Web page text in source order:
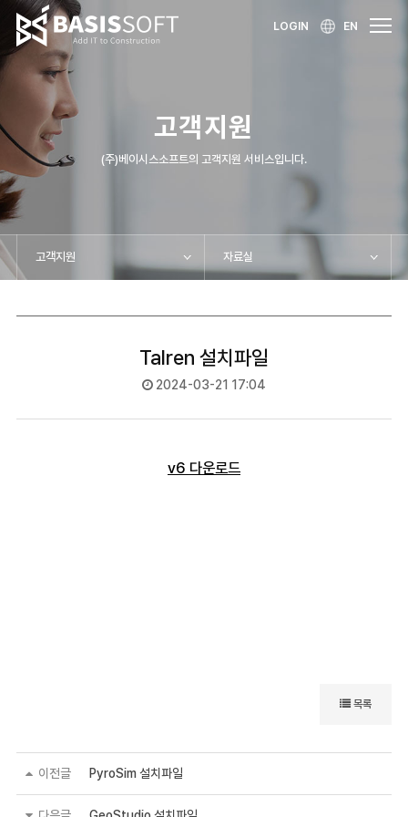
LOGIN EN
고객지원
(주)베이시스소프트의 고객지원 서비스입니다.
고객지원 자료실
Talren 설치파일
2024-03-21 17:04
v6 다운로드
목록
이전글 PyroSim 설치파일